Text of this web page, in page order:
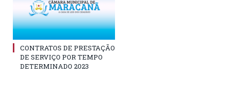
CONTRATOS DE PRESTAÇÃO
DE SERVIÇO POR TEMPO
DETERMINADO 2023